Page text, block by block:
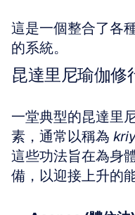
這是一個整合了各
的系統。
昆達里尼瑜伽修
一堂典型的昆達里
素，通常以稱為
這些功法旨在為身
備，以迎接上升的能